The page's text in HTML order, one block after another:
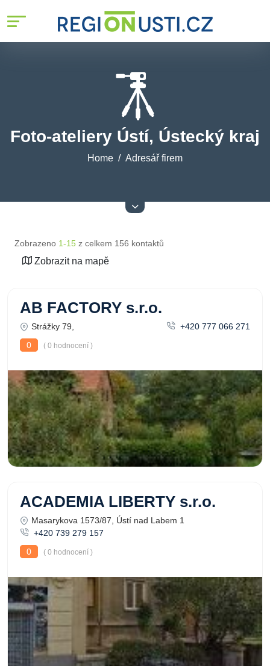
Foto-ateliery Ústí, Ústecký kraj
Home Adresář firem
Zobrazeno 1-15 z celkem 156 kontaktů
Zobrazit na mapě
AB FACTORY s.r.o.
Strážky 79,
+420 777 066 271
0
( 0 hodnocení )
ACADEMIA LIBERTY s.r.o.
Masarykova 1573/87, Ústí nad Labem 1
+420 739 279 157
0
( 0 hodnocení )